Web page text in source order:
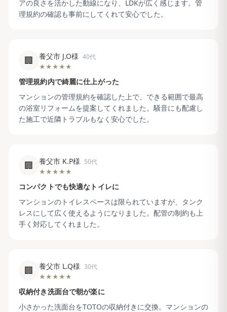
アの良さを活かした動線になり、LDKが広く感じます。管
理規約の確認も事前にしてくれて安心でした。
🏢 養父市 J.O様 40代
★★★★★
管理規約内で綺麗に仕上がった
マンションの管理規約を確認した上で、できる範囲で最高
の浴室リフォームを提案してくれました。騒音にも配慮し
た施工で近隣トラブルもなく安心でした。
🏢 養父市 K.P様 50代
★★★★★
コンパクトでも快適なトイレに
マンションのトイレスペースは限られていますが、タンク
レスにして広く使えるようになりました。配管の制約も上
手く対応してくれました。
🏢 養父市 L.Q様 30代
★★★★★
収納付き洗面台で朝が楽に
小さかった洗面台をTOTOの収納付きに交換。マンションの